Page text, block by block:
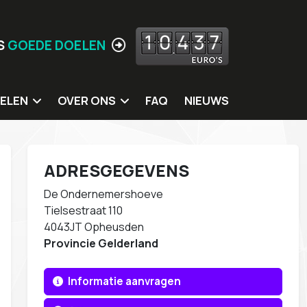
GOEDE DOELEN 10 437
OVER ONS
Jouw locatie hier?
Meer Waarden
Wie zijn wij
Ons eigen MVO beleid
FAQ NIEUWS
ADRESGEGEVENS
De Ondernemershoeve
Tielsestraat 110
4043JT Opheusden
Provincie Gelderland
Informatie aanvragen